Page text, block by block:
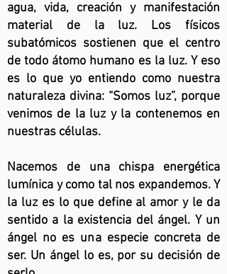
agua, vida, creación y manifestación
material de la luz. Los físicos
subatómicos sostienen que el centro
de todo átomo humano es la luz. Y eso
es lo que yo entiendo como nuestra
naturaleza divina: “Somos luz”, porque
venimos de la luz y la contenemos en
nuestras células.
Nacemos de una chispa energética
lumínica y como tal nos expandemos. Y
la luz es lo que define al amor y le da
sentido a la existencia del ángel. Y un
ángel no es una especie concreta de
ser. Un ángel lo es, por su decisión de